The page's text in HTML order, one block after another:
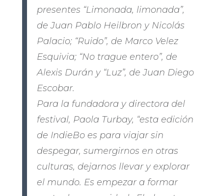
presentes “Limonada, limonada”,
de Juan Pablo Heilbron y Nicolás
Palacio; “Ruido”, de Marco Velez
Esquivia; “No trague entero”, de
Alexis Durán y “Luz”, de Juan Diego
Escobar.
Para la fundadora y directora del
festival, Paola Turbay, “esta edición
de IndieBo es para viajar sin
despegar, sumergirnos en otras
culturas, dejarnos llevar y explorar
el mundo. Es empezar a formar